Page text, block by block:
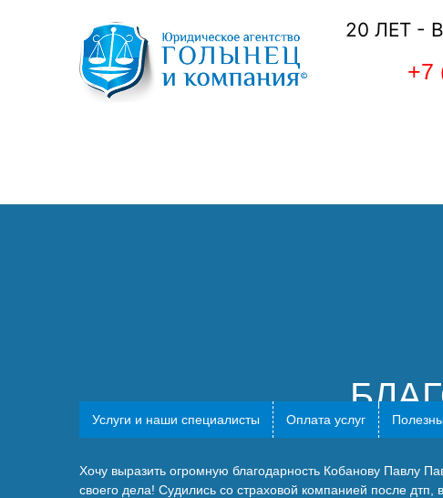
20 ЛЕТ -
+7
Услуги и наши специалисты Оплата услуг
Хочу выразить огромную благодарность Кобанову Павлу
своего дела! Судились со страховой компанией после